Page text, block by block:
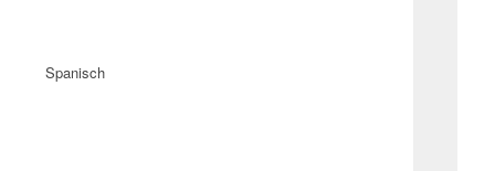
Spanisch